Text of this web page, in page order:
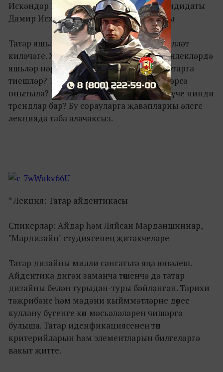
Искәндәр Измайлов, тарих фәннәре кандидаты
Дамир Исхаков, тарих фәннәре докторы
Татар яшьләренең тарихи үзаңы һәм милләт
киләчәге. Хәзерге шартларда һәм мөмкинлекләрдә
яшьләр нәрсә хәтерли һәм нәрсә истә тотарга
тиешләр? Татар яшьләре тарафыннан нәрсә
онытыла? Милләтнең үсешен тәэмин итүче нинди
трендлар бар? Бу сорауларга җавапларны әлеге
лекциядә таба алачаксыз.
* Лекция: Татар айдентикасы
Спикерлар: Айдар һәм Ляйсан Марданшиннар,
"Мардизайн" студиясенең җитәкчеләре
Татар дизайны милли сәнгатьтә яңа юнәлеш.
Айдентика дигән заманча төшенчә дә татар
дизайны белән турыдан-туры бәйләнгән. Тарихи
тәҗрибәне һәм мәдәни кыйммәтләрне дөрес
куллану бүгенге көн мәсьәләләрен чишәргә
булыша. Татар иденфикациясенең төп
критерийларын һәм элементларын билгеләргә
вакыт җитте.